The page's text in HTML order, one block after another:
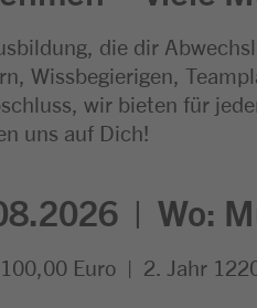
die dir
Wissbegierigen,
wir bieten für
uns auf Dich!
| Wo:
Euro | 2. Jahr